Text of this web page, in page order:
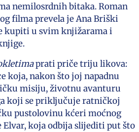
nemilosrdnih bitaka. Roman
filma prevela je Ana Briški
kupiti u svim knjižarama i
prati priče triju likova:
koja, nakon što joj napadnu
misiju, životnu avanturu
koji se priključuje ratničkoj
pustolovinu kćeri moćnog
Elvar, koja odbija slijediti put što